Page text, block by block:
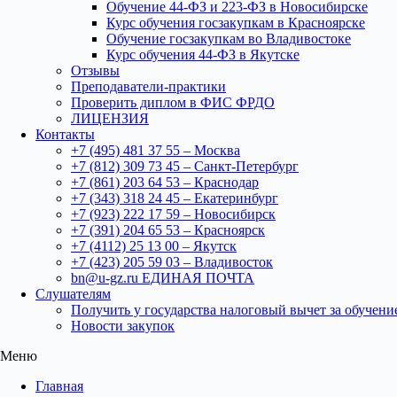
Обучение 44-ФЗ и 223-ФЗ в Новосибирске
Курс обучения госзакупкам в Красноярске
Обучение госзакупкам во Владивостоке
Курс обучения 44-ФЗ в Якутске
Отзывы
Преподаватели-практики
Проверить диплом в ФИС ФРДО
ЛИЦЕНЗИЯ
Контакты
+7 (495) 481 37 55 – Москва
+7 (812) 309 73 45 – Санкт-Петербург
+7 (861) 203 64 53 – Краснодар
+7 (343) 318 24 45 – Екатеринбург
+7 (923) 222 17 59 – Новосибирск
+7 (391) 204 65 53 – Красноярск
+7 (4112) 25 13 00 – Якутск
+7 (423) 205 59 03 – Владивосток
bn@u-gz.ru ЕДИНАЯ ПОЧТА
Слушателям
Получить у государства налоговый вычет за
Новости закупок
Меню
Главная